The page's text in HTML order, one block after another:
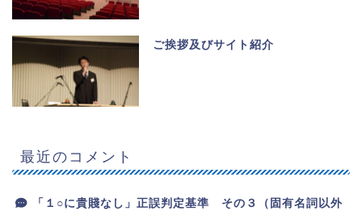
ご挨拶及びサイト紹介
最近のコメント
「１○に貴賤なし」正誤判定基準 その３（固有名詞以外